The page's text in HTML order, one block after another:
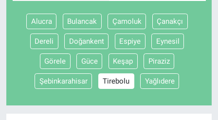
Alucra Bulancak Çamoluk Çanakçı
Dereli Doğankent Espiye Eynesil
Görele Güce Keşap Piraziz
Şebinkarahisar Tirebolu Yağlıdere